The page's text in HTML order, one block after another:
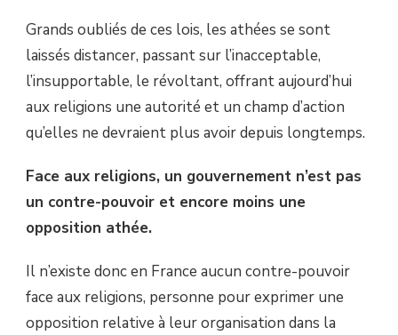
Grands oubliés de ces lois, les athées se sont
laissés distancer, passant sur l’inacceptable,
l’insupportable, le révoltant, offrant aujourd’hui
aux religions une autorité et un champ d’action
qu’elles ne devraient plus avoir depuis longtemps.
Face aux religions, un gouvernement n’est pas
un contre-pouvoir et encore moins une
opposition athée.
Il n’existe donc en France aucun contre-pouvoir
face aux religions, personne pour exprimer une
opposition relative à leur organisation dans la